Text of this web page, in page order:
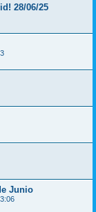
28/06/25
Junio